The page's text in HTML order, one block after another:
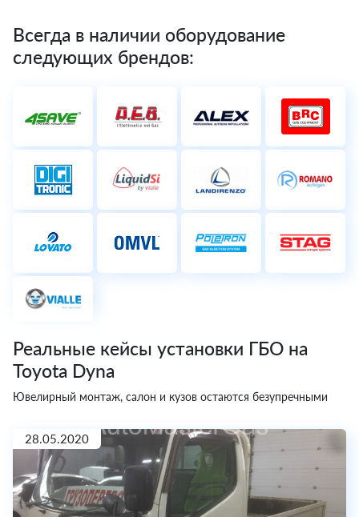
Всегда в наличии оборудование
следующих брендов:
Реальные кейсы установки ГБО на
Toyota Dyna
Ювелирный монтаж, салон и кузов остаются безупречными
28.05.2020